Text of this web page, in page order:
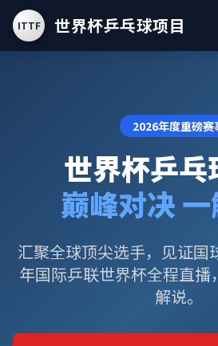
ITTF 世界杯乒乓球项目
2026年度重磅赛
世界杯乒乓
巅峰对决
汇聚全球顶尖选手，见证国
年国际乒联世界杯全程直
解说。